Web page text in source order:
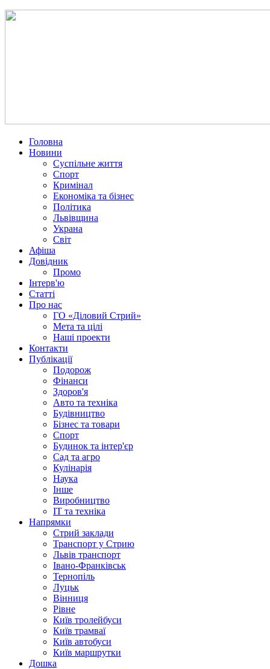
Головна
Новини
Суспільне життя
Спорт
Кримінал
Економіка та бізнес
Політика
Львівщина
Украна
Світ
Афіша
Довідник
Промо
Інтерв'ю
Статті
Про нас
ГО «Діловий Стрий»
Мета та цілі
Наші проекти
Контакти
Публікації
Подорож
Фінанси
Здоров'я
Авто та техніка
Будівництво
Бізнес та товари
Спорт
Будинок та інтер'єр
Сад та агро
Кулінарія
Наука
Інше
Виробництво
IT та техніка
Напрямки
Стрий заклади
Транспорт у Стрию
Львів транспорт
Івано-Франківськ
Тернопіль
Луцьк
Вінниця
Рівне
Київ тролейбуси
Київ трамваї
Київ автобуси
Київ маршрутки
Дошка